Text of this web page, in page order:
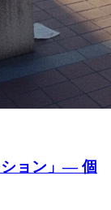
ョン」— 個